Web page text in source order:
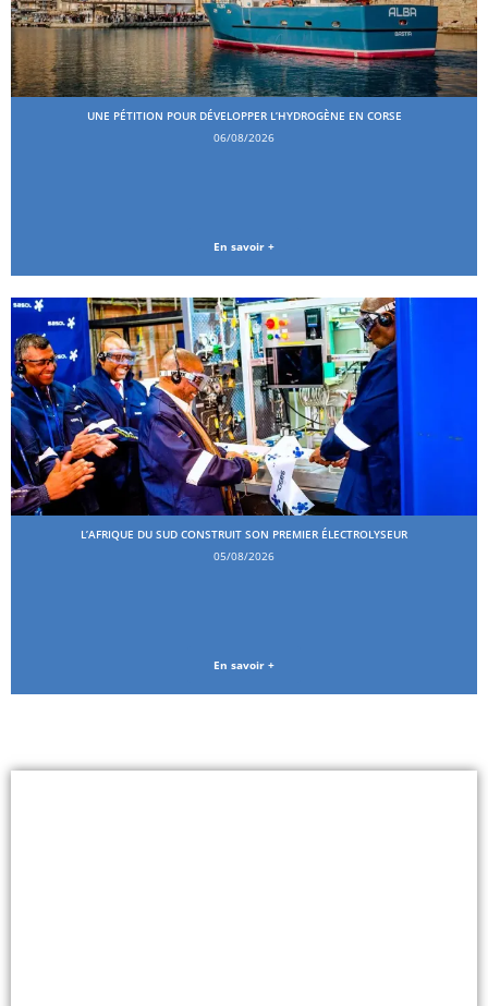
UNE PÉTITION POUR DÉVELOPPER L’HYDROGÈNE EN CORSE
06/08/2026
En savoir +
L’AFRIQUE DU SUD CONSTRUIT SON PREMIER ÉLECTROLYSEUR
05/08/2026
En savoir +